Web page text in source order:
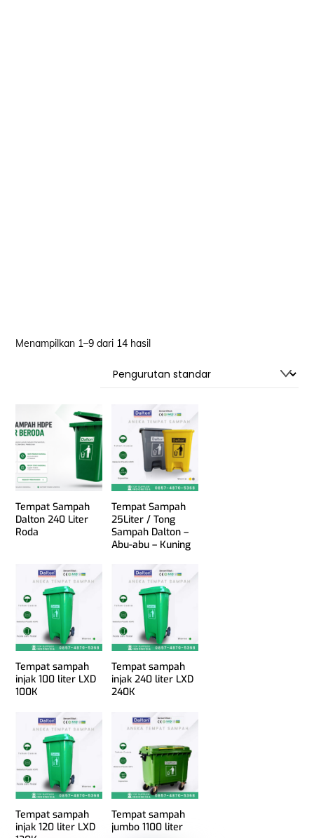
Menampilkan 1–9 dari 14 hasil
Tempat Sampah
Dalton 240 Liter
Roda
Tempat Sampah
25Liter / Tong
Sampah Dalton –
Abu-abu – Kuning
Tempat sampah
injak 100 liter LXD
100K
Tempat sampah
injak 240 liter LXD
240K
Tempat sampah
injak 120 liter LXD
Tempat sampah
jumbo 1100 liter